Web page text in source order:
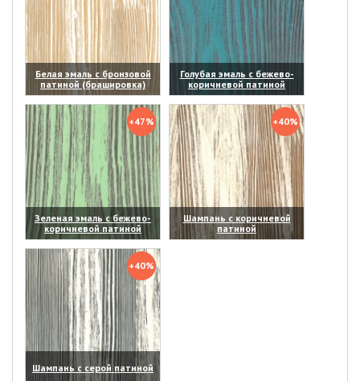
Белая эмаль с бронзовой
патиной (брашировка)
(увеличить)
Голубая эмаль с бежево-
коричневой патиной
(увеличить)
+47%
Зеленая эмаль с бежево-
коричневой патиной
(увеличить)
+40%
Шампань с коричневой
патиной
(увеличить)
+40%
Шампань с серой патиной